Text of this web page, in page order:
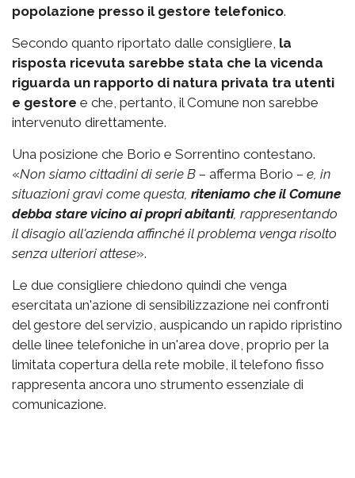
popolazione presso il gestore telefonico.
Secondo quanto riportato dalle consigliere, la
risposta ricevuta sarebbe stata che la vicenda
riguarda un rapporto di natura privata tra utenti
e gestore e che, pertanto, il Comune non sarebbe
intervenuto direttamente.
Una posizione che Borio e Sorrentino contestano.
«Non siamo cittadini di serie B – afferma Borio – e, in
situazioni gravi come questa, riteniamo che il Comune
debba stare vicino ai propri abitanti, rappresentando
il disagio all'azienda affinché il problema venga risolto
senza ulteriori attese».
Le due consigliere chiedono quindi che venga
esercitata un'azione di sensibilizzazione nei confronti
del gestore del servizio, auspicando un rapido ripristino
delle linee telefoniche in un'area dove, proprio per la
limitata copertura della rete mobile, il telefono fisso
rappresenta ancora uno strumento essenziale di
comunicazione.